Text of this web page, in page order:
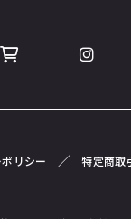
リシー 特定商取